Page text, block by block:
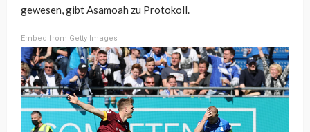
gewesen, gibt Asamoah zu Protokoll.
Embed from Getty Images